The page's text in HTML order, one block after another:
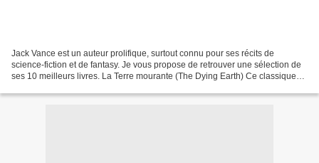
Jack Vance est un auteur prolifique, surtout connu pour ses récits de
science-fiction et de fantasy. Je vous propose de retrouver une sélection de
ses 10 meilleurs livres. La Terre mourante (The Dying Earth) Ce classique